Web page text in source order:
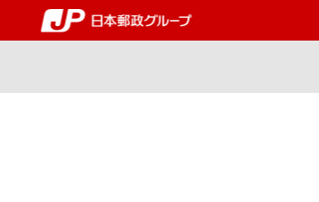
郵便局・日本郵政グルー